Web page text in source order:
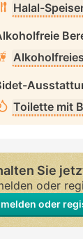
Halal-
Toilette mit
Sie
oder
oder